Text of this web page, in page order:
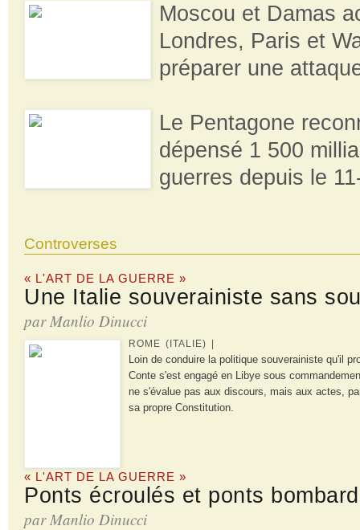
Moscou et Damas
Londres, Paris et
préparer une
Le Pentagone
dépensé 1 500
guerres depuis le
Controverses
« L'ART DE LA GUERRE »
Une Italie souverainiste sans
par Manlio Dinucci
ROME (ITALIE) |
Loin de conduire la politique souverainiste qu'il
Conte s'est engagé en Libye sous
ne s'évalue pas aux discours, mais aux actes,
sa propre Constitution.
« L'ART DE LA GUERRE »
Ponts écroulés et ponts
par Manlio Dinucci